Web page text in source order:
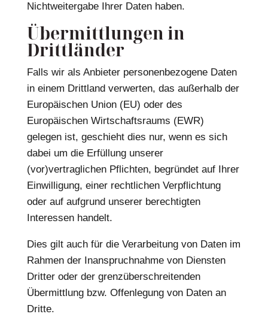
Nichtweitergabe Ihrer Daten haben.
Übermittlungen in
Drittländer
Falls wir als Anbieter personenbezogene Daten
in einem Drittland verwerten, das außerhalb der
Europäischen Union (EU) oder des
Europäischen Wirtschaftsraums (EWR)
gelegen ist, geschieht dies nur, wenn es sich
dabei um die Erfüllung unserer
(vor)vertraglichen Pflichten, begründet auf Ihrer
Einwilligung, einer rechtlichen Verpflichtung
oder auf aufgrund unserer berechtigten
Interessen handelt.
Dies gilt auch für die Verarbeitung von Daten im
Rahmen der Inanspruchnahme von Diensten
Dritter oder der grenzüberschreitenden
Übermittlung bzw. Offenlegung von Daten an
Dritte.